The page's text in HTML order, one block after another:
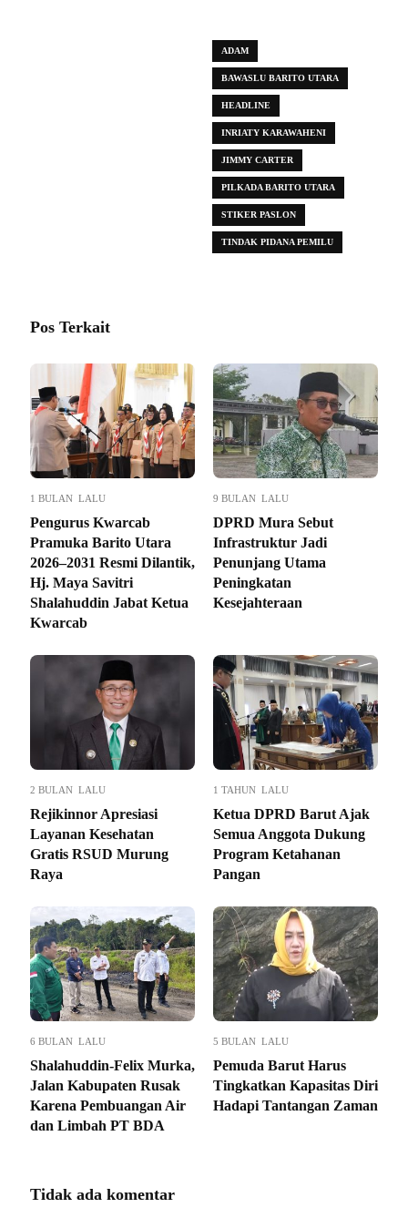
ADAM
BAWASLU BARITO UTARA
HEADLINE
INRIATY KARAWAHENI
JIMMY CARTER
PILKADA BARITO UTARA
STIKER PASLON
TINDAK PIDANA PEMILU
Pos Terkait
1 BULAN LALU
Pengurus Kwarcab
Pramuka Barito Utara
2026–2031 Resmi Dilantik,
Hj. Maya Savitri
Shalahuddin Jabat Ketua
Kwarcab
9 BULAN LALU
DPRD Mura Sebut
Infrastruktur Jadi
Penunjang Utama
Peningkatan
Kesejahteraan
2 BULAN LALU
Rejikinnor Apresiasi
Layanan Kesehatan
Gratis RSUD Murung
Raya
1 TAHUN LALU
Ketua DPRD Barut Ajak
Semua Anggota Dukung
Program Ketahanan
Pangan
6 BULAN LALU
Shalahuddin-Felix Murka,
Jalan Kabupaten Rusak
Karena Pembuangan Air
dan Limbah PT BDA
5 BULAN LALU
Pemuda Barut Harus
Tingkatkan Kapasitas Diri
Hadapi Tantangan Zaman
Tidak ada komentar